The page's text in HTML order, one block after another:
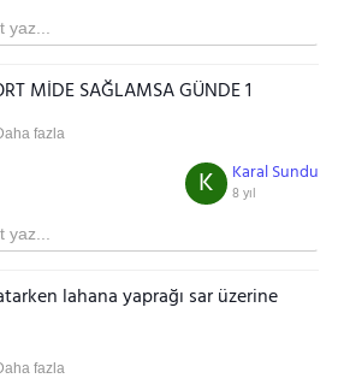
MİDE SAĞLAMSA GÜNDE 1
fazla
Karal Sundu
8 yıl
K
lahana yaprağı sar üzerine
fazla